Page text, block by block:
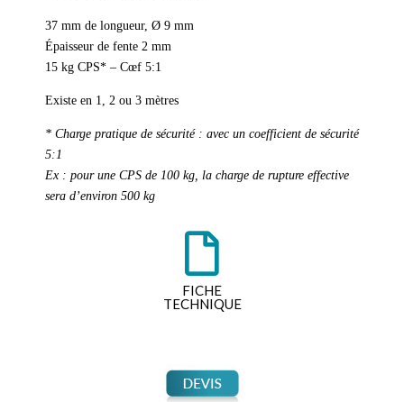
37 mm de longueur, Ø 9 mm
Épaisseur de fente 2 mm
15 kg CPS* – Cœf 5:1
Existe en 1, 2 ou 3 mètres
* Charge pratique de sécurité : avec un coefficient de sécurité
5:1
Ex : pour une CPS de 100 kg, la charge de rupture effective
sera d’environ 500 kg
FICHE
TECHNIQUE